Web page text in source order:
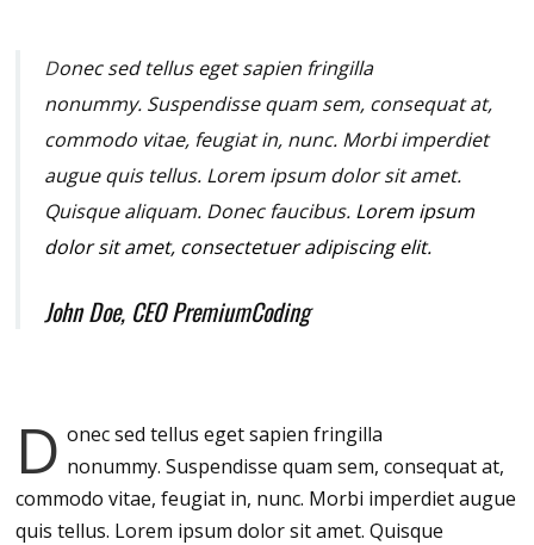
Donec sed tellus eget sapien fringilla
nonummy. Suspendisse quam sem, consequat at,
commodo vitae, feugiat in, nunc. Morbi imperdiet
augue quis tellus. Lorem ipsum dolor sit amet.
Quisque aliquam. Donec faucibus. Lorem ipsum
dolor sit amet, consectetuer adipiscing elit.
John Doe, CEO PremiumCoding
D onec sed tellus eget sapien fringilla
nonummy.Suspendisse quam sem, consequat at,
commodo vitae, feugiat in, nunc. Morbi imperdiet augue
quis tellus. Lorem ipsum dolor sit amet. Quisque